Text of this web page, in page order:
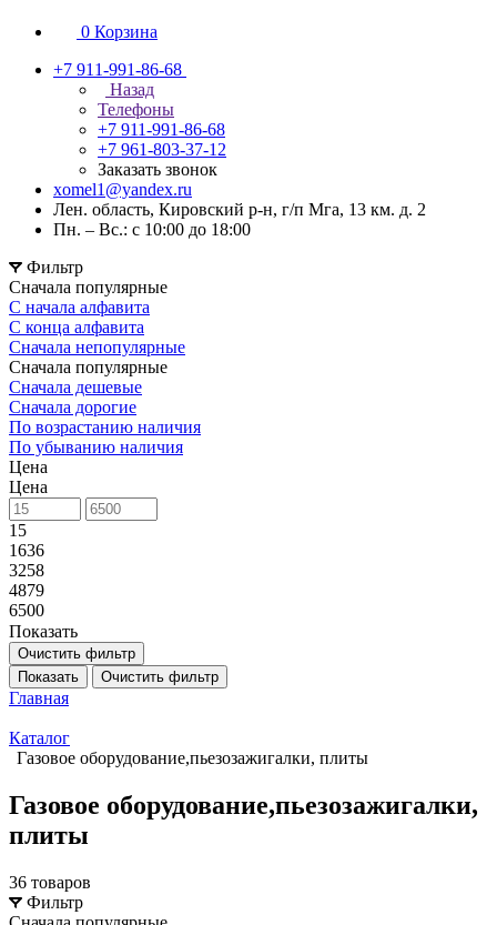
0 Корзина
+7 911-991-86-68
Назад
Телефоны
+7 911-991-86-68
+7 961-803-37-12
Заказать звонок
xomel1@yandex.ru
Лен. область, Кировский р-н, г/п Мга, 13 км. д. 2
Пн. – Вс.: с 10:00 до 18:00
Фильтр
Сначала популярные
С начала алфавита
С конца алфавита
Сначала непопулярные
Сначала популярные
Сначала дешевые
Сначала дорогие
По возрастанию наличия
По убыванию наличия
Цена
Цена
15
1636
3258
4879
6500
Показать
Очистить фильтр
Показать
Очистить фильтр
Главная
Каталог
Газовое оборудование,пьезозажигалки, плиты
Газовое оборудование,пьезозажигалки,
плиты
36 товаров
Фильтр